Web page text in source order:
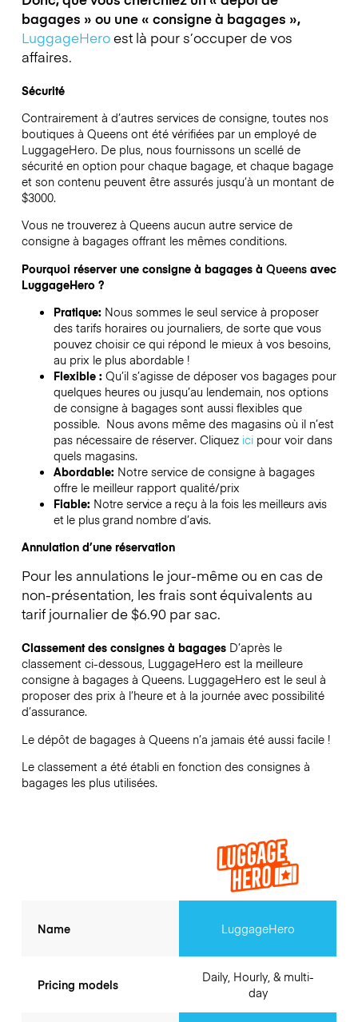
bagages » ou une « consigne à bagages »,
LuggageHeroest là pour s’occuper de vos
affaires.
Sécurité
Contrairement à d’autres services de consigne,toutes nos
boutiques à Queensont été vérifiées par un employé de
LuggageHero. De plus, nous fournissons un scellé de
sécurité en option pour chaque bagage, et chaque bagage
et son contenu peuvent être assurés jusqu’à un montant de
$3000.
Vous ne trouverez à Queensaucun autre service de
consigne à bagages offrant les mêmes conditions.
Pourquoi réserver une consigne à bagages à Queensavec
LuggageHero ?
Pratique: Nous sommes le seul service à proposer
des tarifs horaires ou journaliers, de sorte que vous
pouvez choisir ce qui répond le mieux à vos besoins,
au prix le plus abordable !
Flexible : Qu’il s’agisse de déposer vos bagages pour
quelques heures ou jusqu’au lendemain, nos options
de consigne à bagages sont aussi flexibles que
possible. Nous avons même des magasins où il n’est
pas nécessaire de réserver. Cliquez icipour voir dans
quels magasins.
Abordable: Notre service de consigne à bagages
offre le meilleur rapport qualité/prix
Fiable: Notre service a reçu à la fois les meilleurs avis
et le plus grand nombre d’avis.
Annulation d’une réservation
Pour les annulations le jour-même ou en cas de
non-présentation, les frais sont équivalents au
tarif journalier de $6.90 par sac.
Classement des consignes à bagages D’après le
classement ci-dessous, LuggageHero est la meilleure
consigne à bagages à Queens. LuggageHero est le seul à
proposer des prix à l’heure et à la journée avec possibilité
d’assurance.
Le dépôt de bagages à Queensn’a jamais été aussi facile !
Le classement a été établi en fonction des consignes à
bagages les plus utilisées.
Name
Pricing models
LuggageHero
Daily, Hourly, & multi-
day